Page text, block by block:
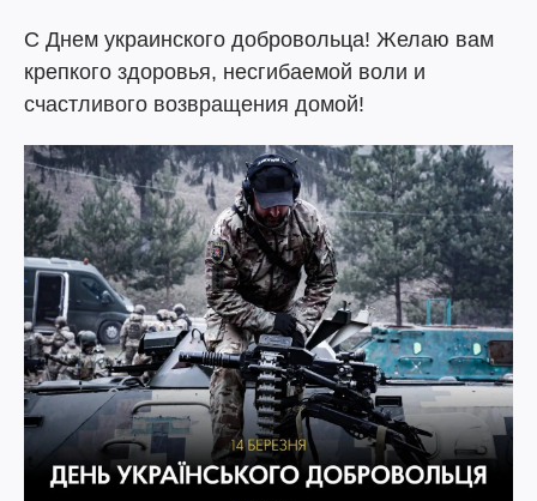
С Днем украинского добровольца! Желаю вам
крепкого здоровья, несгибаемой воли и
счастливого возвращения домой!